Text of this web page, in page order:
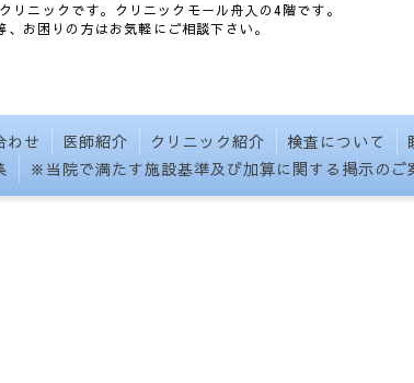
ニックです。クリニックモール舟入の4階です。
お困りの方はお気軽にご相談下さい。
わせ 医師紹介 クリニック紹介 検査について
※当院で満たす施設基準及び加算に関する掲示のご